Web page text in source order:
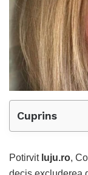
Cuprins
Potirvit luju.ro,